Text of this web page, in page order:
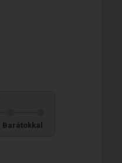
Barátokkal